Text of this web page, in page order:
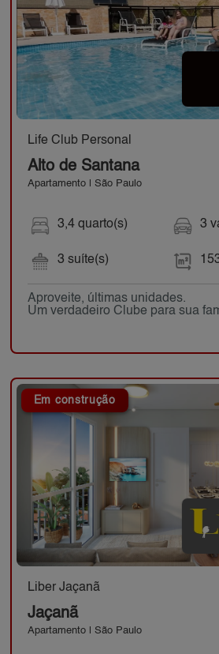
Life Club Personal
Alto de Santana
Apartamento | São Paulo
3,4 quarto(s)
3 suíte(s)
3
Aproveite, últimas unidades.
Um verdadeiro Clube para sua
Em construção
Liber Jaçanã
Jaçanã
Apartamento | São Paulo